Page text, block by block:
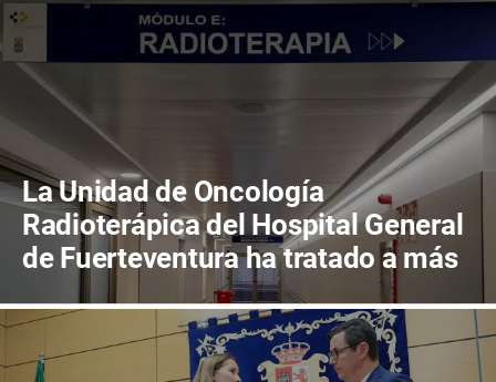
La Unidad de Oncología
Radioterápica del Hospital General
de Fuerteventura ha tratado a más
de 800 pacientes en sus primeros
cuatro años de actividad